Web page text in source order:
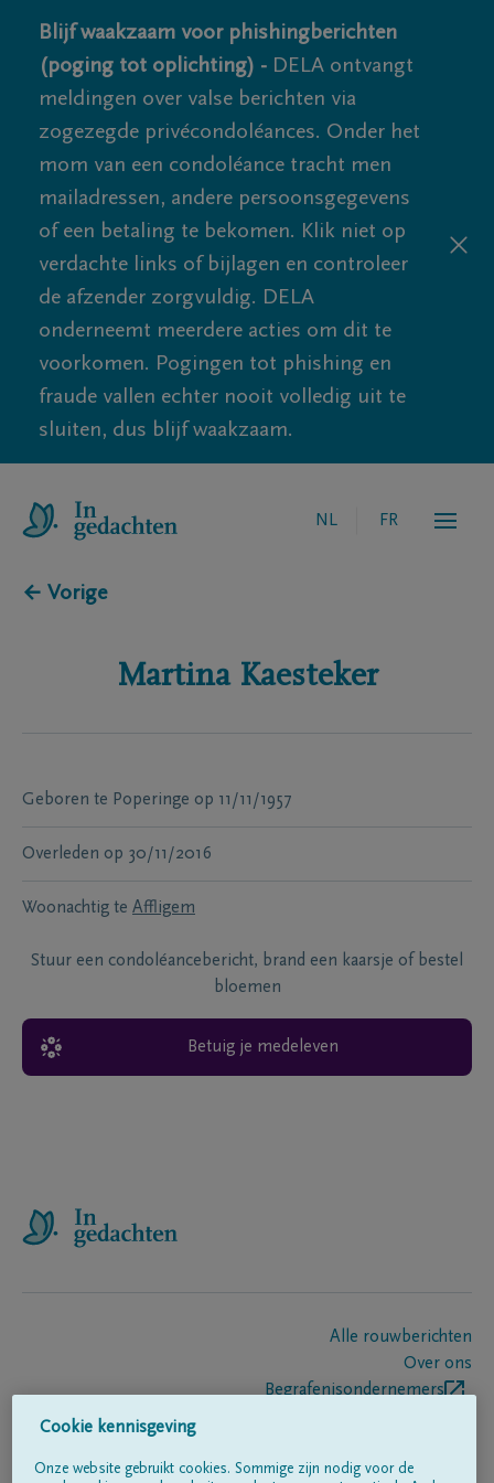
Blijf waakzaam voor phishingberichten
(poging tot oplichting) - DELA ontvangt
meldingen over valse berichten via
zogezegde privécondoléances. Onder het
mom van een condoléance tracht men
mailadressen, andere persoonsgegevens
of een betaling te bekomen. Klik niet op
verdachte links of bijlagen en controleer
de afzender zorgvuldig. DELA
onderneemt meerdere acties om dit te
voorkomen. Pogingen tot phishing en
fraude vallen echter nooit volledig uit te
sluiten, dus blijf waakzaam.
NL FR
← Vorige
Martina Kaesteker
Geboren te Poperinge op 11/11/1957
Overleden op 30/11/2016
Woonachtig te Affligem
Stuur een condoléancebericht, brand een kaarsje of bestel
bloemen
Betuig je medeleven
Alle rouwberichten
Over ons
Begrafenisondernemers
Cookie kennisgeving
Onze website gebruikt cookies. Sommige zijn nodig voor de